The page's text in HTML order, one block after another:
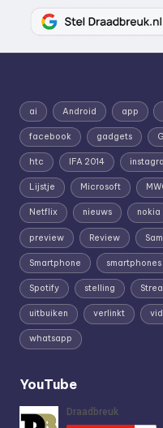
ai Android app
facebook gadgets
htc IFA 2014
Lijstje Microsoft
Netflix nieuws nokia
preview Review
Smartphone smartphones
Spotify stelling
uitbuiken verlinkt
whatsapp
YouTube